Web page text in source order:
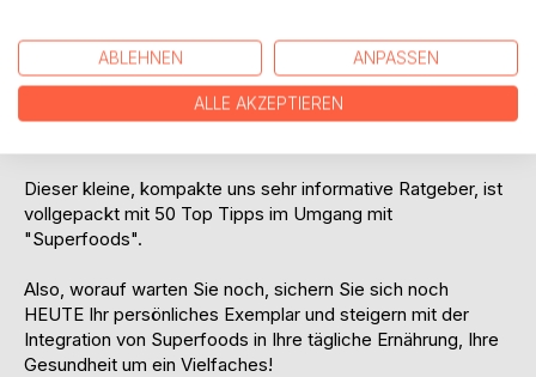
können.
Wenn Sie also auf der Suche nach einer ausgewogenen,
gesunden und zuverlässigen Ernährung sind, greifen Sie
Dieser kleine, kompakte uns sehr informative Ratgeber, ist
vollgepackt mit 50 Top Tipps im Umgang mit
"Superfoods".
Also, worauf warten Sie noch, sichern Sie sich noch
HEUTE Ihr persönliches Exemplar und steigern mit der
Integration von Superfoods in Ihre tägliche Ernährung, Ihre
Gesundheit um ein Vielfaches!
ABLEHNEN ANPASSEN
ALLE AKZEPTIEREN